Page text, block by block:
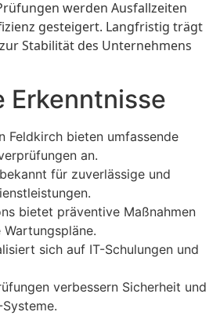
werden Ausfallzeiten
gesteigert. Langfristig trägt
Stabilität des Unternehmens
Erkenntnisse
Feldkirch bieten umfassende
an.
für zuverlässige und
bietet präventive Maßnahmen
sich auf IT-Schulungen und
verbessern Sicherheit und